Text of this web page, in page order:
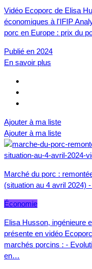
Vidéo Ecoporc de Elisa
économiques à l'IFIP
porc en Europe : prix du
Publié en 2024
En savoir plus
Ajouter à ma liste
Ajouter à ma liste
Marché du porc :
(situation au 4 avril 2024)
Économie
Elisa Husson, ingénieure
présente en vidéo
marchés porcins : -
en…